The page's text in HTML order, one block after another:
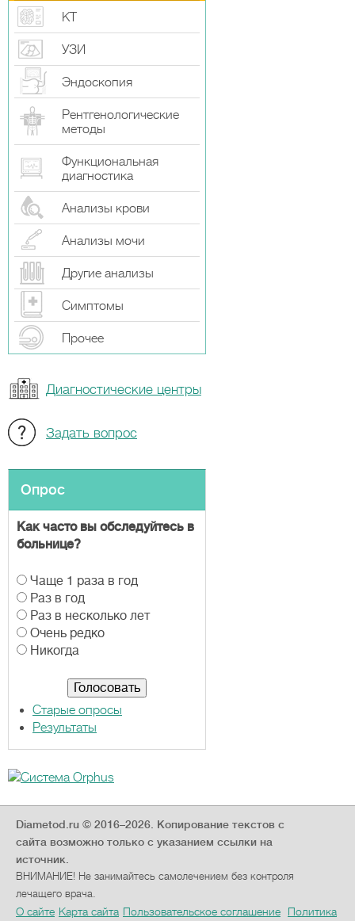
и
ц
ы
КТ
УЗИ
Эндоскопия
Рентгенологические
методы
Функциональная
диагностика
Анализы крови
Анализы мочи
Другие анализы
Симптомы
Прочeе
Диагностические центры
Задать вопрос
Опрос
Как часто вы обследуйтесь в
больнице?
В
а
р
и
а
Чаще 1 раза в год
Раз в год
Раз в несколько лет
Очень редко
Никогда
Старые опросы
Результаты
Diametod.ru © 2016–2026. Копирование текстов с
сайта возможно только с указанием ссылки на
источник.
ВНИМАНИЕ! Не занимайтесь самолечением без контроля
лечащего врача.
О сайте Карта сайта Пользовательское соглашение Политика